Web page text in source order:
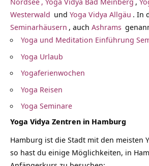
Westerwald und Yoga Vidya Allgäu . In
Seminarhäusern , auch Ashrams
Yoga und Meditation Einführung
Yoga Urlaub
Yogaferienwochen
Yoga Reisen
Yoga Seminare
Yoga Vidya Zentren in Hamburg
Hamburg ist die Stadt mit den meisten
so hast du einige Möglichkeiten, in